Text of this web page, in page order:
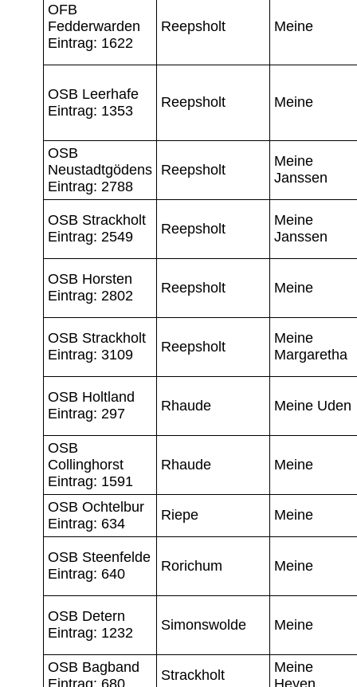
OFB
Fedderwarden
Eintrag: 1622
Reepsholt Meine
OSB Leerhafe
Eintrag: 1353
Reepsholt Meine
OSB
Neustadtgödens
Eintrag: 2788
Reepsholt
Meine
Janssen
OSB Strackholt
Eintrag: 2549
Reepsholt
Meine
Janssen
OSB Horsten
Eintrag: 2802
Reepsholt Meine
OSB Strackholt
Eintrag: 3109
Reepsholt
Meine
Margaretha
OSB Holtland
Eintrag: 297
Rhaude Meine Uden
OSB
Collinghorst
Eintrag: 1591
Rhaude Meine
OSB Ochtelbur
Eintrag: 634
Riepe Meine
OSB Steenfelde
Eintrag: 640
Rorichum Meine
OSB Detern
Eintrag: 1232
Simonswolde Meine
OSB Bagband
Eintrag: 680
Strackholt
Meine
Heyen